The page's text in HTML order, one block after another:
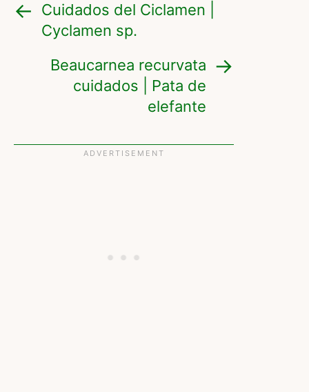
Cuidados del Ciclamen |
Cyclamen sp.
Beaucarnea recurvata
cuidados | Pata de
elefante